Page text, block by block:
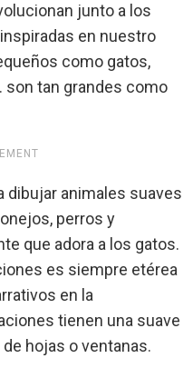
junto a los
en nuestro
como gatos,
son tan grandes como
dibujar animales suaves
perros y
que adora a los gatos.
es siempre etérea
en la
tienen una suave
hojas o ventanas.